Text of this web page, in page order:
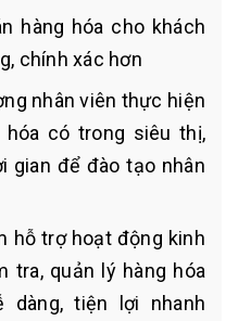
hàng hóa cho khách
chính xác hơn
nhân viên thực hiện
có trong siêu thị,
gian để đào tạo nhân
hỗ trợ hoạt động kinh
tra, quản lý hàng hóa
tiện lợi nhanh